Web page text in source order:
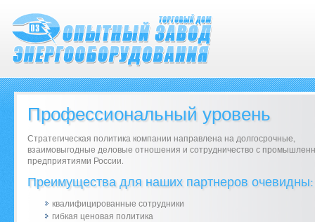
Профессиональный уровень
Стратегическая политика компании направлена на долгосрочные,
взаимовыгодные деловые отношения и сотрудничество с
предприятиями России.
Преимущества для наших партнеров очевидны:
квалифицированные сотрудники
гибкая ценовая политика